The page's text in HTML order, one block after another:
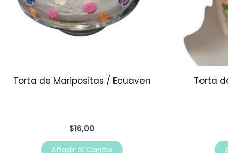
Torta de Maripositas / Ecuaven
$16,00
Añadir Al Carrito
Torta